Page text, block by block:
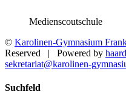
Medienscoutschule
© Karolinen-Gymnasium
Reserved | Powered by
sekretariat@karolinen-
Toggle
Suchfeld